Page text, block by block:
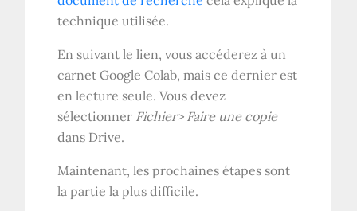
technique utilisée.
En suivant le lien, vous accéderez à un
carnet Google Colab, mais ce dernier est
en lecture seule. Vous devez
sélectionner Fichier> Faire une copie
dans Drive.
Maintenant, les prochaines étapes sont
la partie la plus difficile.